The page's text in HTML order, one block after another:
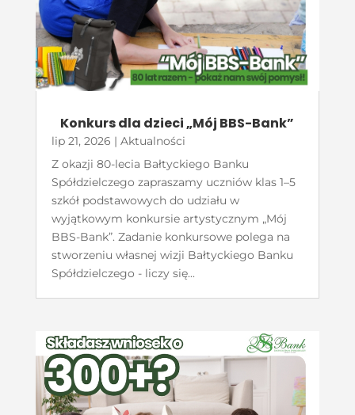
Konkurs dla dzieci „Mój BBS-Bank”
lip 21, 2026 | Aktualności
Z okazji 80-lecia Bałtyckiego Banku
Spółdzielczego zapraszamy uczniów klas 1–5
szkół podstawowych do udziału w
wyjątkowym konkursie artystycznym „Mój
BBS-Bank”. Zadanie konkursowe polega na
stworzeniu własnej wizji Bałtyckiego Banku
Spółdzielczego - liczy się...